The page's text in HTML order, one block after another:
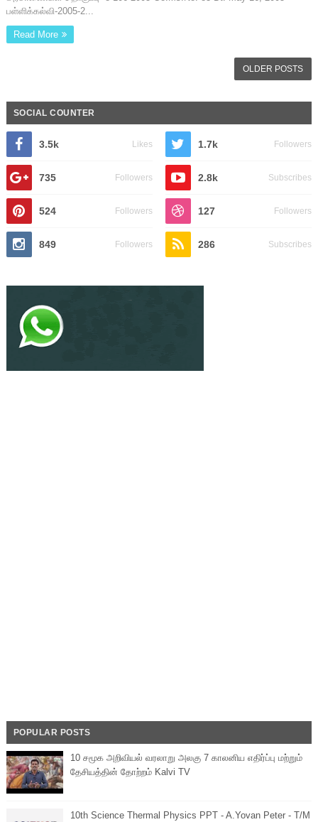
பள்ளிக்கல்வி-2005-2...
Read More
OLDER POSTS
SOCIAL COUNTER
3.5k Likes 1.7k Followers
735 Followers 2.8k Subscribes
524 Followers 127 Followers
849 Followers 286 Subscribes
POPULAR POSTS
10 சமூக அறிவியல் வரலாறு அலகு 7 காலனிய எதிர்ப்பு மற்றும்
தேசியத்தின் தோற்றம் Kalvi TV
10th Science Thermal Physics PPT - A.Yovan Peter - T/M